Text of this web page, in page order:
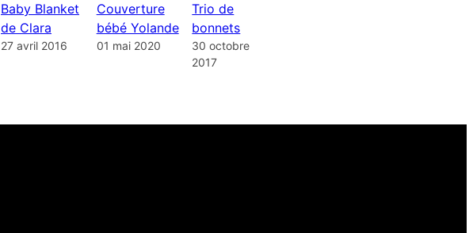
Baby Blanket
de Clara
27 avril 2016
Couverture
bébé Yolande
01 mai 2020
Trio de
bonnets
30 octobre
2017